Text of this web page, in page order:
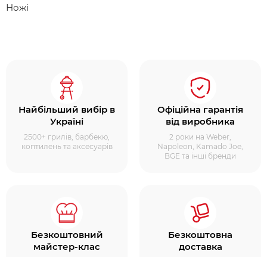
Ножі
Найбільший вибір в
Україні
2500+ грилів, барбекю,
коптилень та аксесуарів
Офіційна гарантія
від виробника
2 роки на Weber,
Napoleon, Kamado Joe,
BGE та інші бренди
Безкоштовний
майстер-клас
Безкоштовна
доставка